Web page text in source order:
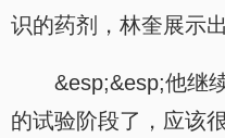
识的药剂，林奎展示
&esp;&esp;他继
的试验阶段了，应该